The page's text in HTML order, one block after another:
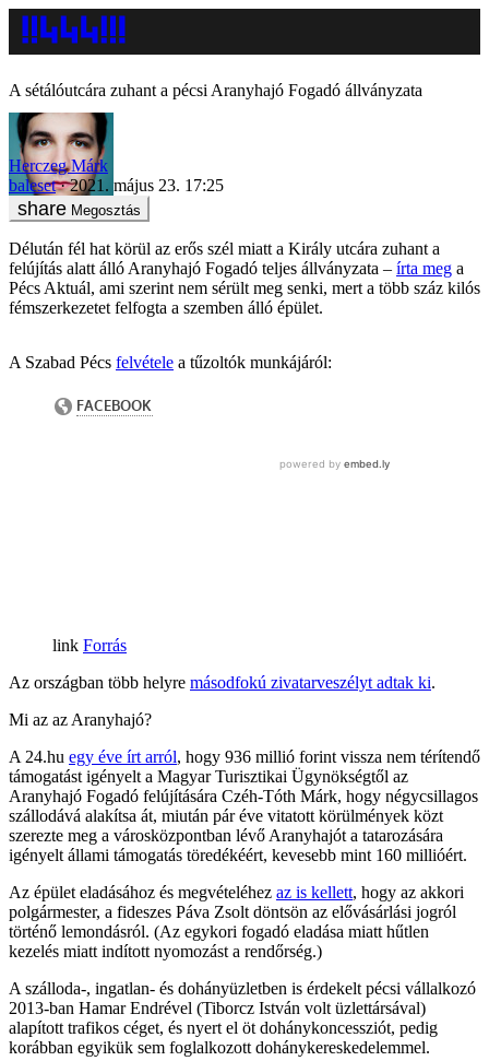
A sétálóutcára zuhant a pécsi Aranyhajó Fogadó állványzata
Herczeg Márk
baleset
2021. május 23. 17:25
Megosztás
Délután fél hat körül az erős szél miatt a Király utcára zuhant a
felújítás alatt álló Aranyhajó Fogadó teljes állványzata – írta meg a
Pécs Aktuál, ami szerint nem sérült meg senki, mert a több száz kilós
fémszerkezetet felfogta a szemben álló épület.
A Szabad Pécs felvétele a tűzoltók munkájáról:
Forrás
Az országban több helyre másodfokú zivatarveszélyt adtak ki.
Mi az az Aranyhajó?
A 24.hu egy éve írt arról, hogy 936 millió forint vissza nem térítendő
támogatást igényelt a Magyar Turisztikai Ügynökségtől az
Aranyhajó Fogadó felújítására Czéh-Tóth Márk, hogy négycsillagos
szállodává alakítsa át, miután pár éve vitatott körülmények közt
szerezte meg a városközpontban lévő Aranyhajót a tatarozására
igényelt állami támogatás töredékéért, kevesebb mint 160 millióért.
Az épület eladásához és megvételéhez az is kellett, hogy az akkori
polgármester, a fideszes Páva Zsolt döntsön az elővásárlási jogról
történő lemondásról. (Az egykori fogadó eladása miatt hűtlen
kezelés miatt indított nyomozást a rendőrség.)
A szálloda-, ingatlan- és dohányüzletben is érdekelt pécsi vállalkozó
2013-ban Hamar Endrével (Tiborcz István volt üzlettársával)
alapított trafikos céget, és nyert el öt dohánykoncessziót, pedig
korábban egyikük sem foglalkozott dohánykereskedelemmel.